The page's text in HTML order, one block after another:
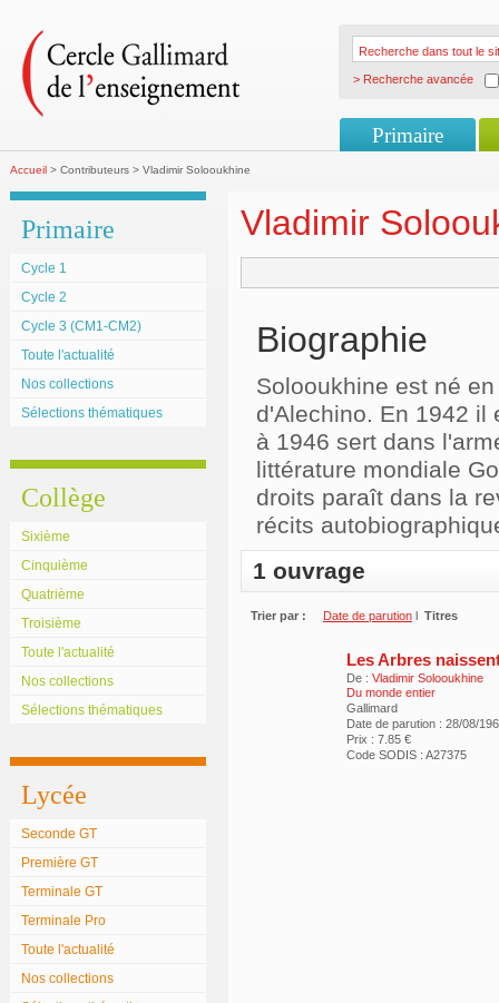
> Recherche avancée
Primaire
Accueil > Contributeurs > Vladimir Solooukhine
Primaire
Cycle 1
Cycle 2
Cycle 3 (CM1-CM2)
Toute l'actualité
Nos collections
Sélections thématiques
Collège
Sixième
Cinquième
Quatrième
Troisième
Toute l'actualité
Nos collections
Sélections thématiques
Lycée
Seconde GT
Première GT
Terminale GT
Terminale Pro
Toute l'actualité
Nos collections
Vladimir
Biographie
Solooukhine est né
d'Alechino. En 1942 il
à 1946 sert dans
littérature mondiale
droits paraît dans la
récits
1 ouvrage
Trier par : Date de parution l Titres
Les Arbres
De : Vladimir Solooukhine
Du monde entier
Gallimard
Date de parution : 28/08/
Prix : 7.85 €
Code SODIS : A27375